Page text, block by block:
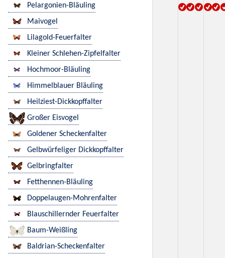
Pelargonien-Bläuling
Maivogel
Lilagold-Feuerfalter
Kleiner Schlehen-Zipfelfalter
Hochmoor-Bläuling
Himmelblauer Bläuling
Heilziest-Dickkopffalter
Großer Eisvogel
Goldener Scheckenfalter
Gelbwürfeliger Dickkopffalter
Gelbringfalter
Fetthennen-Bläuling
Doppelaugen-Mohrenfalter
Blauschillernder Feuerfalter
Baum-Weißling
Baldrian-Scheckenfalter